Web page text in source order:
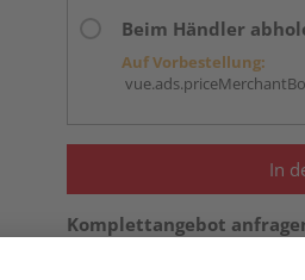
Beim Händler
Auf Vorbestellung:
In
Komplettangebot